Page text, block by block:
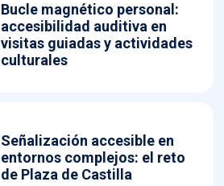
Bucle magnético personal:
accesibilidad auditiva en
visitas guiadas y actividades
culturales
Señalización accesible en
entornos complejos: el reto
de Plaza de Castilla